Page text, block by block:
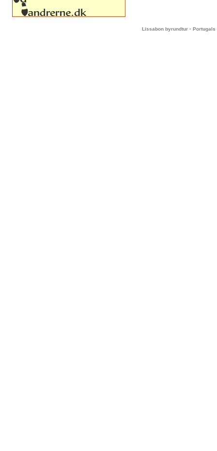
Lissabon byrundtur - Portugals